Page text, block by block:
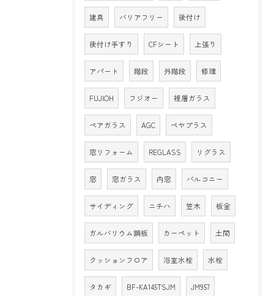
建具 バリアフリー 後付け
後付け手すり CFシート 上張り
アパート 階段 外階段 修理
FUJIOH フジオー 複層ガラス
ペアガラス AGC ペヤプラス
窓リフォーム REGLASS リグラス
窓 窓ガラス 内窓 バルコニー
サイディング ニチハ 笠木 板金
ガルバリウム鋼板 カーペット 土間
クッションフロア 浴室水栓 水栓
タカギ BF-KA145TSJM JM957